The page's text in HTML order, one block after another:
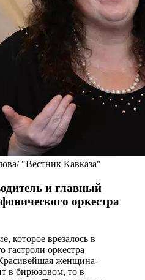
"Вестник Кавказа"
и главный
оркестра
которое врезалось в
гастроли оркестра
женщина-
в бирюзовом, то в